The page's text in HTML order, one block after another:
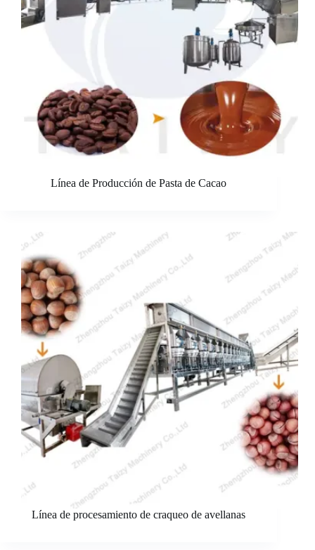
Línea de Producción de Pasta de Cacao
Línea de procesamiento de craqueo de avellanas